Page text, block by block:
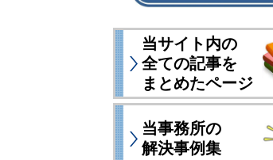
当サイト内の
全ての記事を
まとめたページ
当事務所の
解決事例集